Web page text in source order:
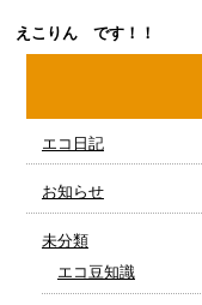
えこりん です！！
エコ日記
お知らせ
未分類
エコ豆知識